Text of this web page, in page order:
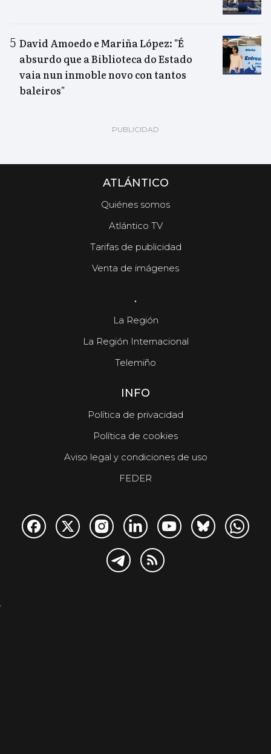
David Amoedo e Mariña López: "É
absurdo que a Biblioteca do Estado
vaia nun inmoble novo con tantos
baleiros"
ATLÁNTICO
Quiénes somos
Atlántico TV
Tarifas de publicidad
Venta de imágenes
.
La Región
La Región Internacional
Telemiño
INFO
Política de privacidad
Política de cookies
Aviso legal y condiciones de uso
FEDER